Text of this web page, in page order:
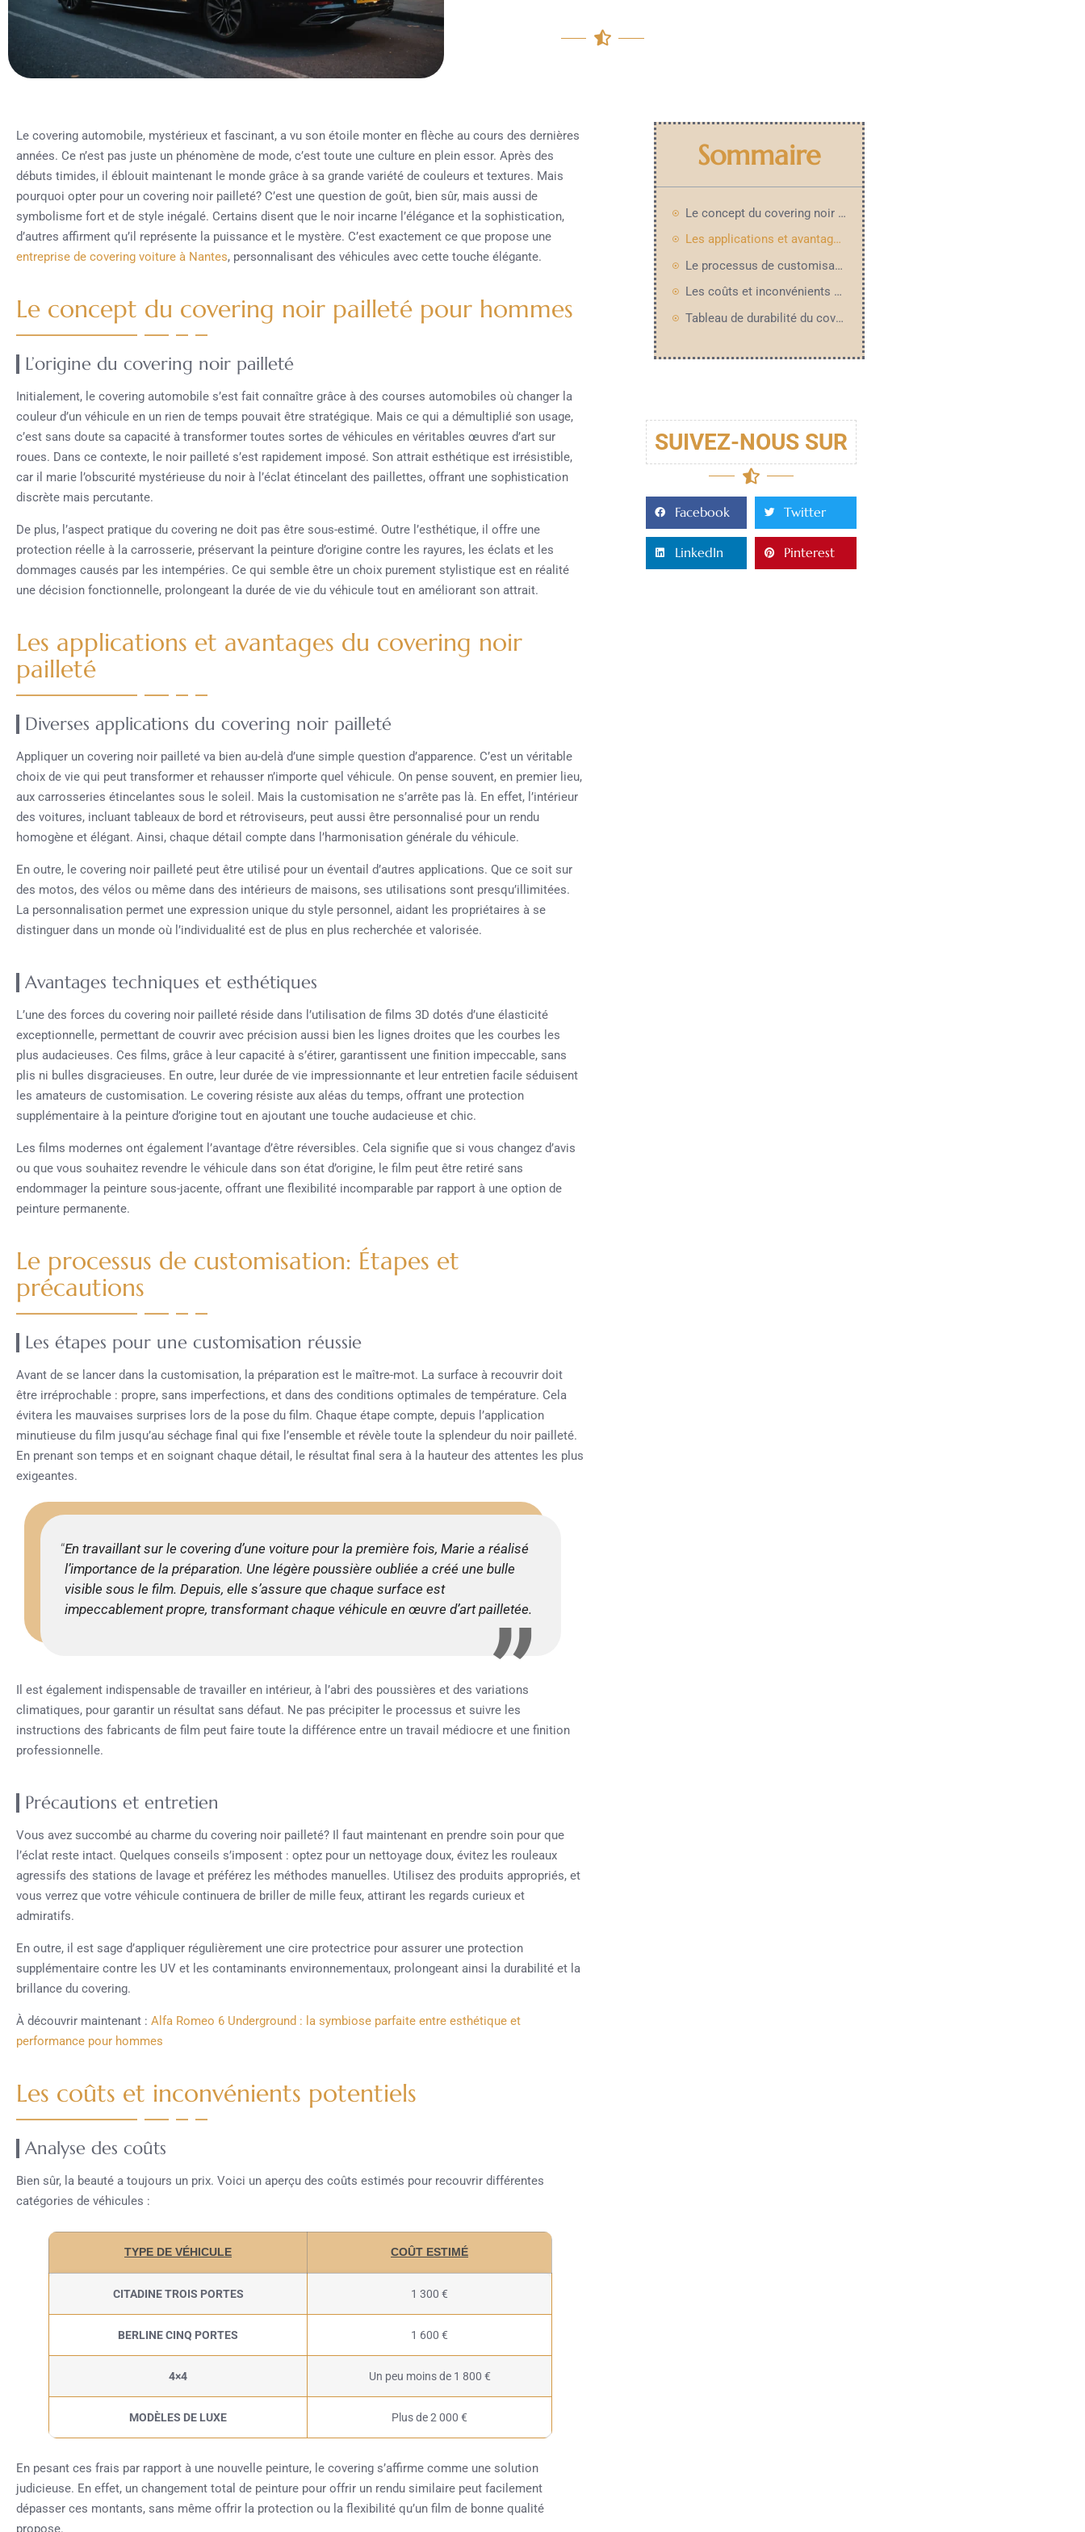
Le covering automobile, mystérieux et fascinant, a vu son étoile monter en flèche au cours des dernières
années. Ce n’est pas juste un phénomène de mode, c’est toute une culture en plein essor. Après des
débuts timides, il éblouit maintenant le monde grâce à sa grande variété de couleurs et textures. Mais
pourquoi opter pour un covering noir pailleté? C’est une question de goût, bien sûr, mais aussi de
symbolisme fort et de style inégalé. Certains disent que le noir incarne l’élégance et la sophistication,
d’autres affirment qu’il représente la puissance et le mystère. C’est exactement ce que propose une
entreprise de covering voiture à Nantes, personnalisant des véhicules avec cette touche élégante.
Le concept du covering noir pailleté pour hommes
L’origine du covering noir pailleté
Initialement, le covering automobile s’est fait connaître grâce à des courses automobiles où changer la
couleur d’un véhicule en un rien de temps pouvait être stratégique. Mais ce qui a démultiplié son usage,
c’est sans doute sa capacité à transformer toutes sortes de véhicules en véritables œuvres d’art sur
roues. Dans ce contexte, le noir pailleté s’est rapidement imposé. Son attrait esthétique est irrésistible,
car il marie l’obscurité mystérieuse du noir à l’éclat étincelant des paillettes, offrant une sophistication
discrète mais percutante.
De plus, l’aspect pratique du covering ne doit pas être sous-estimé. Outre l’esthétique, il offre une
protection réelle à la carrosserie, préservant la peinture d’origine contre les rayures, les éclats et les
dommages causés par les intempéries. Ce qui semble être un choix purement stylistique est en réalité
une décision fonctionnelle, prolongeant la durée de vie du véhicule tout en améliorant son attrait.
Les applications et avantages du covering noir
pailleté
Diverses applications du covering noir pailleté
Appliquer un covering noir pailleté va bien au-delà d’une simple question d’apparence. C’est un véritable
choix de vie qui peut transformer et rehausser n’importe quel véhicule. On pense souvent, en premier lieu,
aux carrosseries étincelantes sous le soleil. Mais la customisation ne s’arrête pas là. En effet, l’intérieur
des voitures, incluant tableaux de bord et rétroviseurs, peut aussi être personnalisé pour un rendu
homogène et élégant. Ainsi, chaque détail compte dans l’harmonisation générale du véhicule.
En outre, le covering noir pailleté peut être utilisé pour un éventail d’autres applications. Que ce soit sur
des motos, des vélos ou même dans des intérieurs de maisons, ses utilisations sont presqu’illimitées.
La personnalisation permet une expression unique du style personnel, aidant les propriétaires à se
distinguer dans un monde où l’individualité est de plus en plus recherchée et valorisée.
Avantages techniques et esthétiques
L’une des forces du covering noir pailleté réside dans l’utilisation de films 3D dotés d’une élasticité
exceptionnelle, permettant de couvrir avec précision aussi bien les lignes droites que les courbes les
plus audacieuses. Ces films, grâce à leur capacité à s’étirer, garantissent une finition impeccable, sans
plis ni bulles disgracieuses. En outre, leur durée de vie impressionnante et leur entretien facile séduisent
les amateurs de customisation. Le covering résiste aux aléas du temps, offrant une protection
supplémentaire à la peinture d’origine tout en ajoutant une touche audacieuse et chic.
Les films modernes ont également l’avantage d’être réversibles. Cela signifie que si vous changez d’avis
ou que vous souhaitez revendre le véhicule dans son état d’origine, le film peut être retiré sans
endommager la peinture sous-jacente, offrant une flexibilité incomparable par rapport à une option de
peinture permanente.
Le processus de customisation: Étapes et
précautions
Les étapes pour une customisation réussie
Avant de se lancer dans la customisation, la préparation est le maître-mot. La surface à recouvrir doit
être irréprochable : propre, sans imperfections, et dans des conditions optimales de température. Cela
évitera les mauvaises surprises lors de la pose du film. Chaque étape compte, depuis l’application
minutieuse du film jusqu’au séchage final qui fixe l’ensemble et révèle toute la splendeur du noir pailleté.
En prenant son temps et en soignant chaque détail, le résultat final sera à la hauteur des attentes les plus
exigeantes.
En travaillant sur le covering d’une voiture pour la première fois, Marie a réalisé
l’importance de la préparation. Une légère poussière oubliée a créé une bulle
visible sous le film. Depuis, elle s’assure que chaque surface est
impeccablement propre, transformant chaque véhicule en œuvre d’art pailletée.
Il est également indispensable de travailler en intérieur, à l’abri des poussières et des variations
climatiques, pour garantir un résultat sans défaut. Ne pas précipiter le processus et suivre les
instructions des fabricants de film peut faire toute la différence entre un travail médiocre et une finition
professionnelle.
Précautions et entretien
Vous avez succombé au charme du covering noir pailleté? Il faut maintenant en prendre soin pour que
l’éclat reste intact. Quelques conseils s’imposent : optez pour un nettoyage doux, évitez les rouleaux
agressifs des stations de lavage et préférez les méthodes manuelles. Utilisez des produits appropriés, et
vous verrez que votre véhicule continuera de briller de mille feux, attirant les regards curieux et
admiratifs.
En outre, il est sage d’appliquer régulièrement une cire protectrice pour assurer une protection
supplémentaire contre les UV et les contaminants environnementaux, prolongeant ainsi la durabilité et la
brillance du covering.
À découvrir maintenant : Alfa Romeo 6 Underground : la symbiose parfaite entre esthétique et
performance pour hommes
Les coûts et inconvénients potentiels
Analyse des coûts
Bien sûr, la beauté a toujours un prix. Voici un aperçu des coûts estimés pour recouvrir différentes
catégories de véhicules :
TYPE DE VÉHICULE COÛT ESTIMÉ
CITADINE TROIS PORTES 1 300 €
BERLINE CINQ PORTES 1 600 €
4×4 Un peu moins de 1 800 €
MODÈLES DE LUXE Plus de 2 000 €
En pesant ces frais par rapport à une nouvelle peinture, le covering s’affirme comme une solution
judicieuse. En effet, un changement total de peinture pour offrir un rendu similaire peut facilement
dépasser ces montants, sans même offrir la protection ou la flexibilité qu’un film de bonne qualité
propose.
Sommaire
Le concept du covering noir pailleté pour hommes
Les applications et avantages du covering noir pailleté
Le processus de customisation: Étapes et précautions
Les coûts et inconvénients potentiels
Tableau de durabilité du covering : Position et durée de vie
SUIVEZ-NOUS SUR
Facebook Twitter
LinkedIn Pinterest